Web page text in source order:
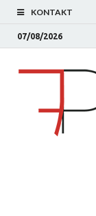
KONTAKT
07/08/2026